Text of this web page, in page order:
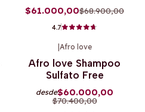
$61.000,00$68.900,00
4.7
Afro love
Afro love Shampoo
Sulfato Free
desde$60.000,00
$70.400,00